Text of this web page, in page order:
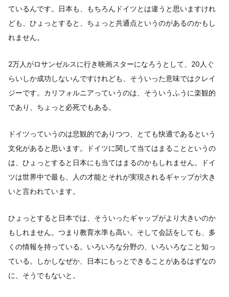
ているんです。日本も、もちろんドイツとは違うと思いますけれ
ども、ひょっとすると、ちょっと共通点というのがあるのかもし
れません。
2万人がロサンゼルスに行き映画スターになろうとして、20人ぐ
らいしか成功しないんですけれども、そういった意味ではクレイ
ジーです。カリフォルニアっていうのは、そういうふうに楽観的
であり、ちょっと必死でもある。
ドイツっていうのは悲観的でありつつ、とても快適であるという
文化があると思います。ドイツに関して当てはまることというの
は、ひょっとすると日本にも当てはまるのかもしれません。ドイ
ツは世界中で最も、人の才能とそれが実現されるギャップが大き
いと言われています。
ひょっとすると日本では、そういったギャップがより大きいのか
もしれません。つまり教育水準も高い。そして会話をしても、多
くの情報を持っている。いろいろな分野の、いろいろなこと知っ
ている。しかしなぜか、日本にもっとできることがあるはずなの
に、そうでもないと。